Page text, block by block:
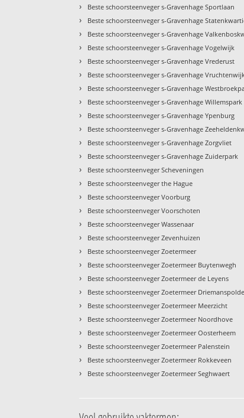
› Beste schoorsteenveger s-Gravenhage Sportlaan
› Beste schoorsteenveger s-Gravenhage
› Beste schoorsteenveger s-Gravenhage
› Beste schoorsteenveger s-Gravenhage Vogelwijk
› Beste schoorsteenveger s-Gravenhage Vrederust
› Beste schoorsteenveger s-Gravenhage
› Beste schoorsteenveger s-Gravenhage
› Beste schoorsteenveger s-Gravenhage Willemspark
› Beste schoorsteenveger s-Gravenhage Ypenburg
› Beste schoorsteenveger s-Gravenhage
› Beste schoorsteenveger s-Gravenhage Zorgvliet
› Beste schoorsteenveger s-Gravenhage Zuiderpark
› Beste schoorsteenveger Scheveningen
› Beste schoorsteenveger the Hague
› Beste schoorsteenveger Voorburg
› Beste schoorsteenveger Voorschoten
› Beste schoorsteenveger Wassenaar
› Beste schoorsteenveger Zevenhuizen
› Beste schoorsteenveger Zoetermeer
› Beste schoorsteenveger Zoetermeer Buytenwegh
› Beste schoorsteenveger Zoetermeer de Leyens
› Beste schoorsteenveger Zoetermeer
› Beste schoorsteenveger Zoetermeer Meerzicht
› Beste schoorsteenveger Zoetermeer Noordhove
› Beste schoorsteenveger Zoetermeer Oosterheem
› Beste schoorsteenveger Zoetermeer Palenstein
› Beste schoorsteenveger Zoetermeer Rokkeveen
› Beste schoorsteenveger Zoetermeer Seghwaert